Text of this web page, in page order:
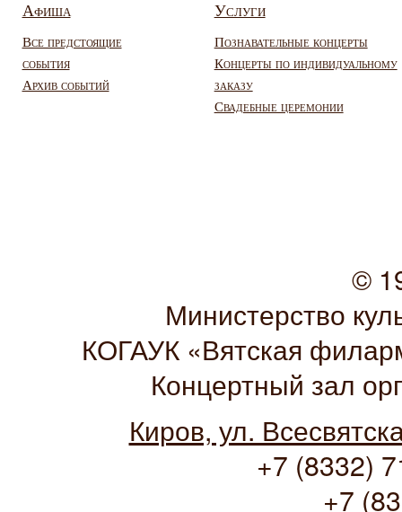
Афиша
Все предстоящие
события
Архив событий
Услуги
Познавательные концерты
Концерты по индивидуальному
заказу
Свадебные церемонии
©
Министерство
КОГАУК «Вятская
Концертный зал
Киров, ул.
+7 (8332)
+7